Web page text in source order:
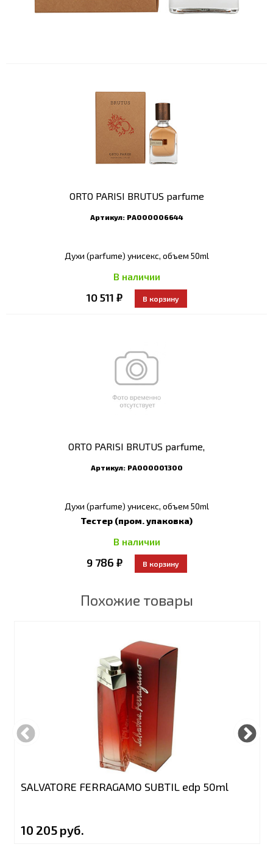
ORTO PARISI BRUTUS parfume
Артикул: РА000006644
Духи (parfume) унисекс, объем 50ml
В наличии
10 511 ₽
ORTO PARISI BRUTUS parfume,
Артикул: РА000001300
Духи (parfume) унисекс, объем 50ml
Тестер (пром. упаковка)
В наличии
9 786 ₽
Похожие товары
SALVATORE FERRAGAMO SUBTIL edp 50ml
10 205 руб.